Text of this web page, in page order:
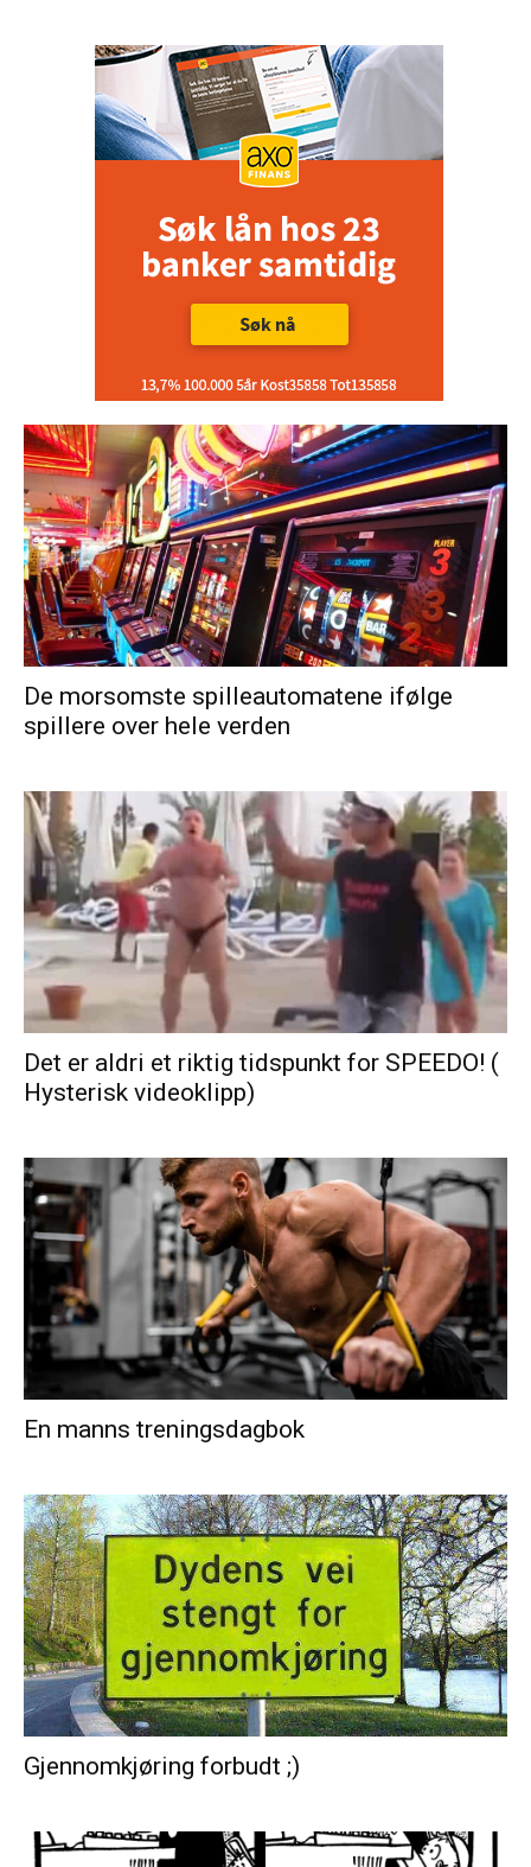
De morsomste spilleautomatene ifølge
spillere over hele verden
Det er aldri et riktig tidspunkt for SPEEDO! (
Hysterisk videoklipp)
En manns treningsdagbok
Gjennomkjøring forbudt ;)